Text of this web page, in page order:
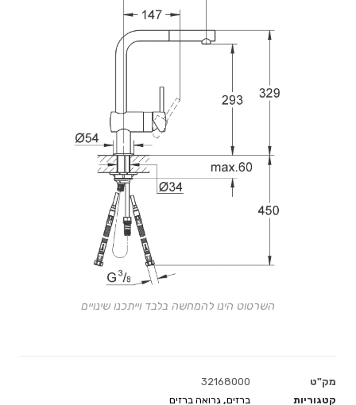
מק"ט
32168000
קטגוריות
ברזים, גרואה ברזים
השרטוט הינו להמחשה בלבד וייתכנו שינויים